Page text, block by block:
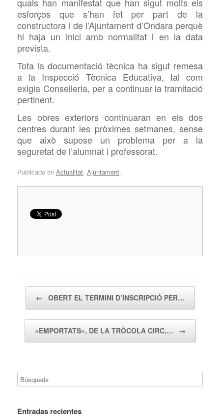
esforços que s’han fet per part de la
constructora i de l’Ajuntament d’Ondara perquè
hi haja un inici amb normalitat i en la data
prevista.
Tota la documentació tècnica ha sigut remesa
a la Inspecció Tècnica Educativa, tal com
exigia Conselleria, per a continuar la tramitació
pertinent.
Les obres exteriors continuaran en els dos
centres durant les pròximes setmanes, sense
que això supose un problema per a la
seguretat de l’alumnat i professorat.
Publicado en Actualitat, Ajuntament.
← OBERT EL TERMINI D’INSCRIPCIÓ PER…
«EMPORTATS», DE LA TRÒCOLA CIRC,… →
Entradas recientes